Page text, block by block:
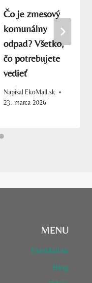
Čo je zmesový
komunálny
odpad? Všetko,
čo potrebujete
vedieť
Napísal EkoMall.sk
23. marca 2026
MENU
EkoMall.sk
Blog